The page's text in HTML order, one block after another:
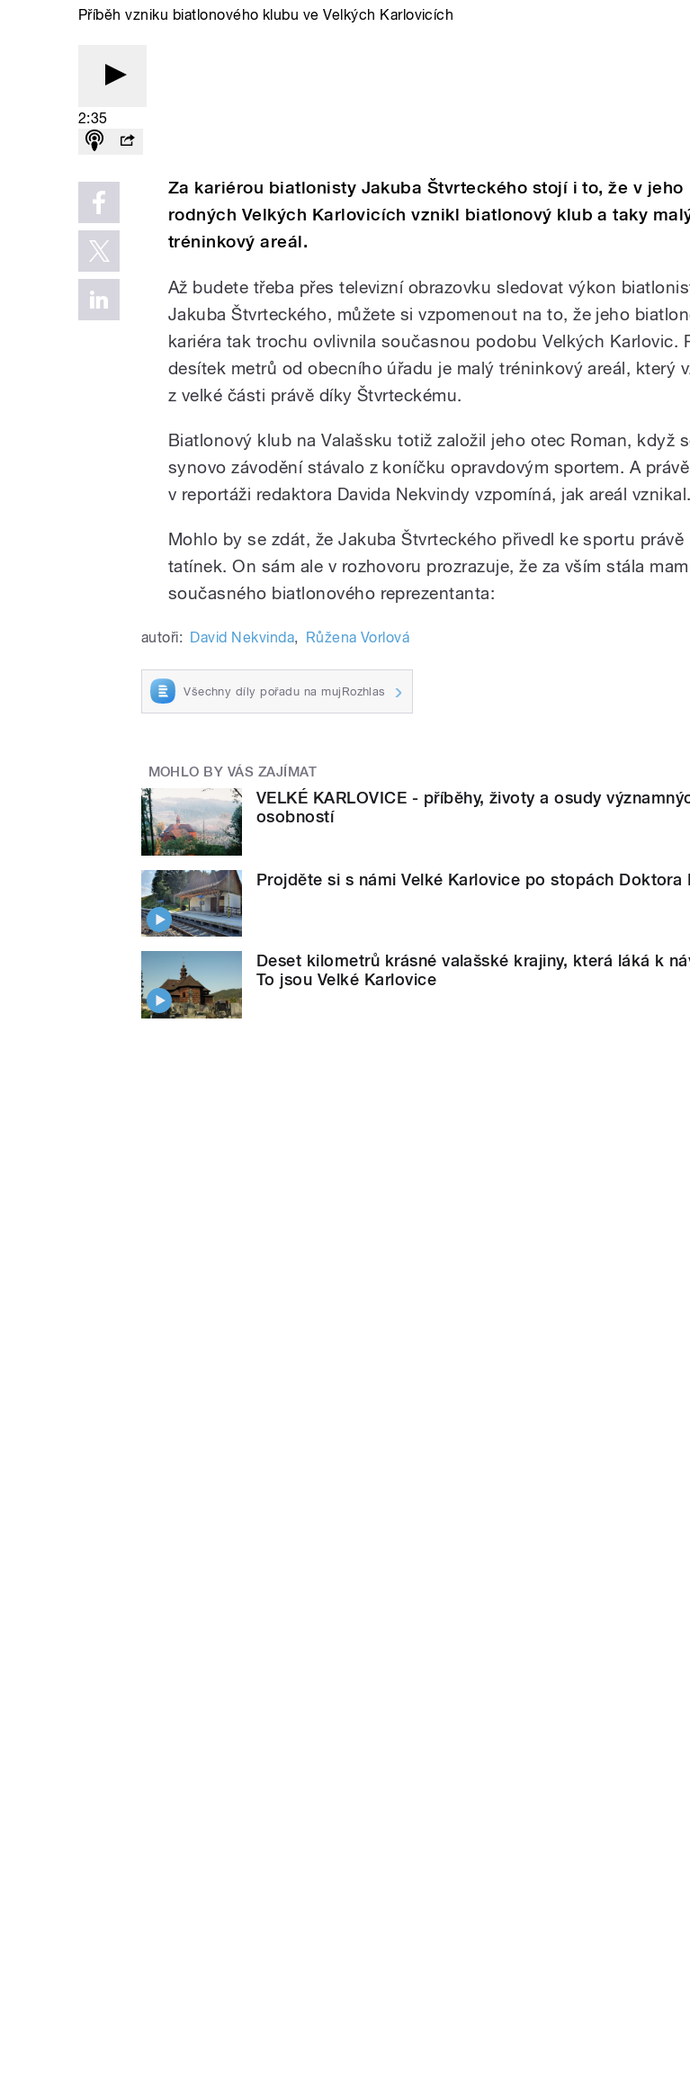
Příběh vzniku biatlonového klubu ve Velkých Karlovicích
2:35
Za kariérou biatlonisty Jakuba Štvrteckého stojí i to, že v jeho
rodných Velkých Karlovicích vznikl biatlonový klub a taky
tréninkový areál.
Až budete třeba přes televizní obrazovku sledovat výkon
Jakuba Štvrteckého, můžete si vzpomenout na to, že jeho
kariéra tak trochu ovlivnila současnou podobu Velkých Karlovic.
desítek metrů od obecního úřadu je malý tréninkový areál, který
z velké části právě díky Štvrteckému.
Biatlonový klub na Valašsku totiž založil jeho otec Roman, když
synovo závodění stávalo z koníčku opravdovým sportem. A
v reportáži redaktora Davida Nekvindy vzpomíná, jak areál vznikal.
Mohlo by se zdát, že Jakuba Štvrteckého přivedl ke sportu právě
tatínek. On sám ale v rozhovoru prozrazuje, že za vším stála
současného biatlonového reprezentanta:
autoři: David Nekvinda, Růžena Vorlová
Všechny díly pořadu na mujRozhlas
MOHLO BY VÁS ZAJÍMAT
VELKÉ KARLOVICE - příběhy, životy a osudy
osobností
Projděte si s námi Velké Karlovice po stopách Doktora
Deset kilometrů krásné valašské krajiny, která láká k
To jsou Velké Karlovice